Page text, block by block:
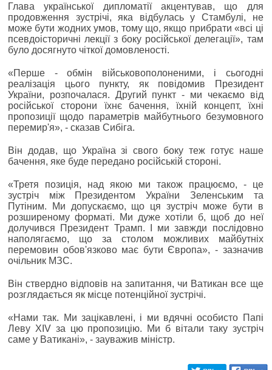
Глава української дипломатії акцентував, що для
продовження зустрічі, яка відбулась у Стамбулі, не
може бути жодних умов, тому що, якщо прибрати «всі ці
псевдоісторичні лекції з боку російської делегації», там
було досягнуто чіткої домовленості.
«Перше - обмін військовополоненими, і сьогодні
реалізація цього пункту, як повідомив Президент
України, розпочалася. Другий пункт - ми чекаємо від
російської сторони їхнє бачення, їхній концепт, їхні
пропозиції щодо параметрів майбутнього безумовного
перемир'я», - сказав Сибіга.
Він додав, що Україна зі свого боку теж готує наше
бачення, яке буде передано російській стороні.
«Третя позиція, над якою ми також працюємо, - це
зустріч між Президентом України Зеленським та
Путіним. Ми допускаємо, що ця зустріч може бути в
розширеному форматі. Ми дуже хотіли б, щоб до неї
долучився Президент Трамп. І ми завжди послідовно
наполягаємо, що за столом можливих майбутніх
перемовин обов'язково має бути Європа», - зазначив
очільник МЗС.
Він ствердно відповів на запитання, чи Ватикан все ще
розглядається як місце потенційної зустрічі.
«Нами так. Ми зацікавлені, і ми вдячні особисто Папі
Леву XIV за цю пропозицію. Ми б вітали таку зустріч
саме у Ватикані», - зауважив міністр.